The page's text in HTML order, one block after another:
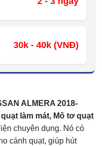
30k - 40k (VNĐ)
ALMERA 2018-
làm mát, Mô tơ quạt
chuyên dụng. Nó có
cánh quạt, giúp hút